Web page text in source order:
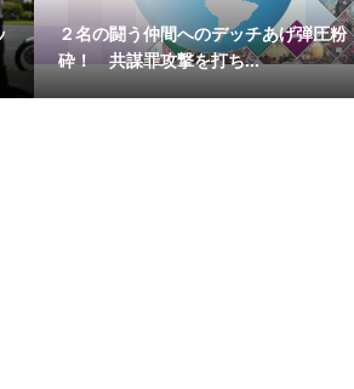
２名の闘う仲間へのデッチあげ弾圧粉
砕！ 共謀罪攻撃を打ち...